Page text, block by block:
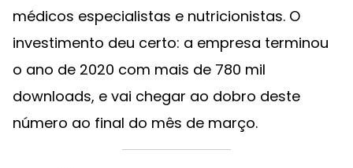
médicos especialistas e nutricionistas. O
investimento deu certo: a empresa terminou
o ano de 2020 com mais de 780 mil
downloads, e vai chegar ao dobro deste
número ao final do mês de março.